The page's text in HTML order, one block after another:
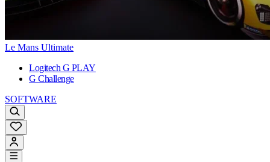
Le Mans Ultimate
Logitech G PLAY
G Challenge
SOFTWARE